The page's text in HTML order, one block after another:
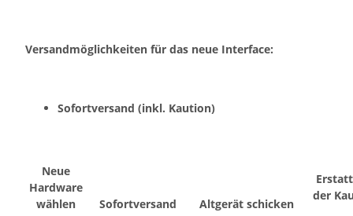
Versandmöglichkeiten für das neue Interface:
Sofortversand (inkl. Kaution)
Neue
Hardware
wählen
Sofortversand
Altgerät schicken
der